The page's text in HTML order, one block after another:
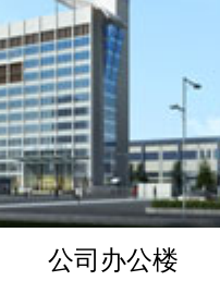
公司办公楼